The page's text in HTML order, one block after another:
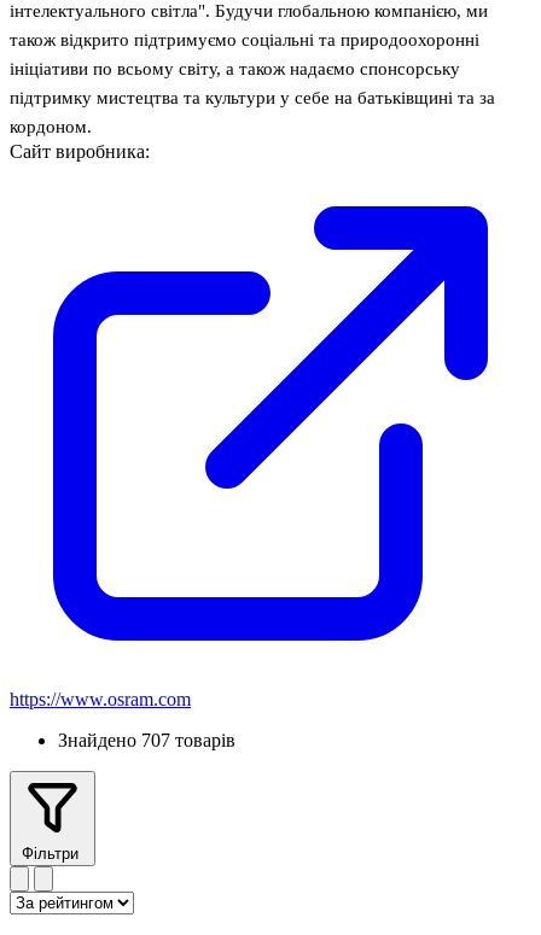
інтелектуального світла". Будучи глобальною компанією, ми
також відкрито підтримуємо соціальні та природоохоронні
ініціативи по всьому світу, а також надаємо спонсорську
підтримку мистецтва та культури у себе на батьківщині та за
кордоном.
Сайт виробника:
https://www.osram.com
Знайдено 707 товарів
Фільтри